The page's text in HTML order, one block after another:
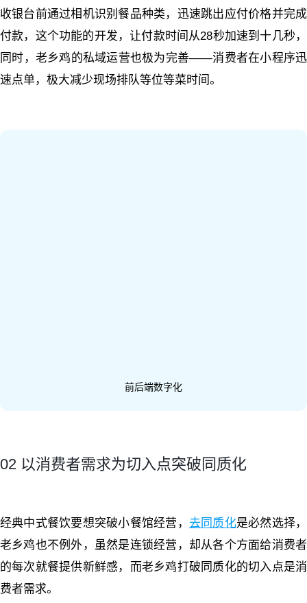
收银台前通过相机识别餐品种类，迅速跳出应付价格并完成
付款，这个功能的开发，让付款时间从28秒加速到十几秒，
同时，老乡鸡的私域运营也极为完善——消费者在小程序迅
速点单，极大减少现场排队等位等菜时间。
前后端数字化
02 以消费者需求为切入点突破同质化
经典中式餐饮要想突破小餐馆经营， 去同质化是必然选择，
老乡鸡也不例外，虽然是连锁经营，却从各个方面给消费者
的每次就餐提供新鲜感，而老乡鸡打破同质化的切入点是消
费者需求。